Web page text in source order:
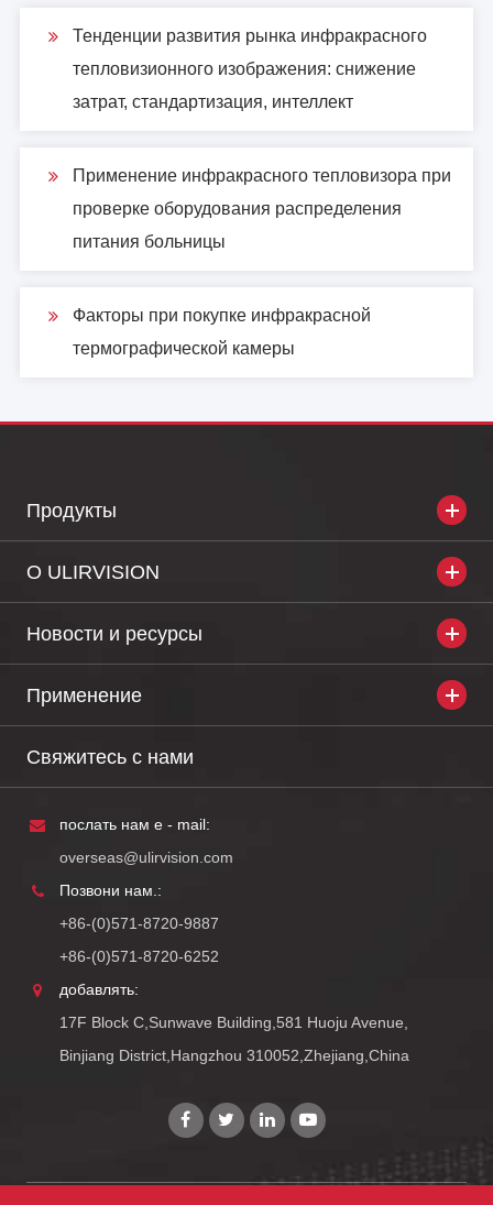
Тенденции развития рынка инфракрасного
тепловизионного изображения: снижение
затрат, стандартизация, интеллект
Применение инфракрасного тепловизора при
проверке оборудования распределения
питания больницы
Факторы при покупке инфракрасной
термографической камеры
Продукты
О ULIRVISION
Новости и ресурсы
Применение
Свяжитесь с нами
послать нам e - mail:
overseas@ulirvision.com
Позвони нам.:
+86-(0)571-8720-9887
+86-(0)571-8720-6252
добавлять:
17F Block C,Sunwave Building,581 Huoju Avenue,
Binjiang District,Hangzhou 310052,Zhejiang,China